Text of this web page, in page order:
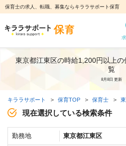
保育士の求人、転職、募集ならキララサポート保育
東京都江東区の時給1,200円以上
覧
8月8日 更新
キララサポート 保育TOP 保育士
現在選択している検索条件
勤務地 東京都江東区